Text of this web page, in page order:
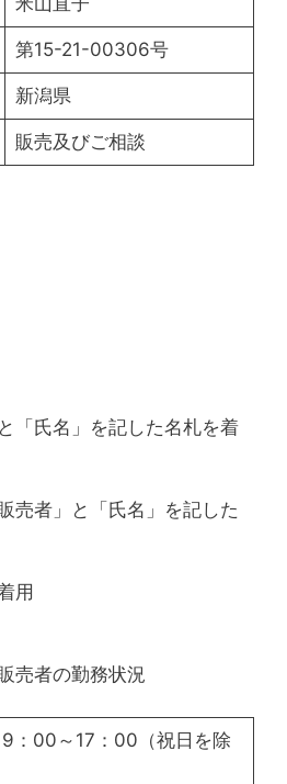
第15-21-00306号
新潟県
販売及びご相談
「氏名」を記した名札を着
売者」と「氏名」を記した
用
売者の勤務状況
：00～17：00（祝日を除